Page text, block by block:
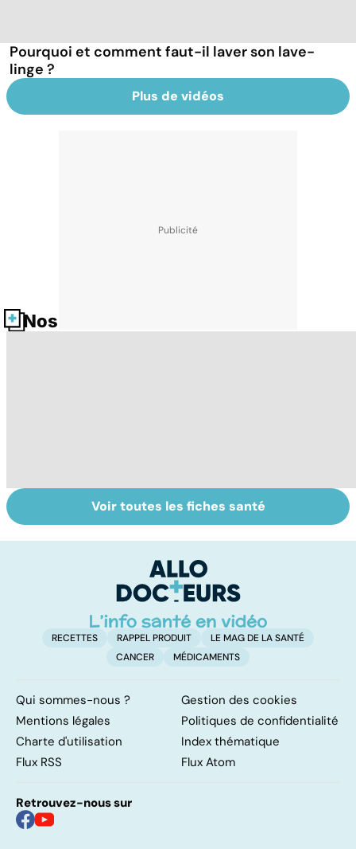
Pourquoi et comment faut-il laver son lave-
linge ?
Plus de vidéos
Nos fiches santé
pilonidal, un
Tout savoir sur
les virus
Voir toutes les fiches santé
RECETTES RAPPEL PRODUIT
LE MAG DE LA SANTÉ
CANCER
MÉDICAMENTS
Qui sommes-nous ?
Gestion des cookies
Mentions légales
Politiques de confidentialité
Charte d'utilisation
Index thématique
Flux RSS
Flux Atom
Retrouvez-nous sur